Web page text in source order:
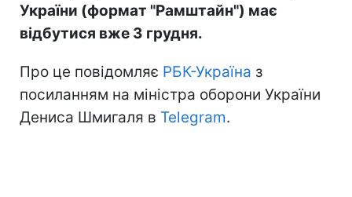
України (формат "Рамштайн") має
відбутися вже 3 грудня.
Про це повідомляє РБК-Україна з
посиланням на міністра оборони України
Дениса Шмигаля в Telegram.